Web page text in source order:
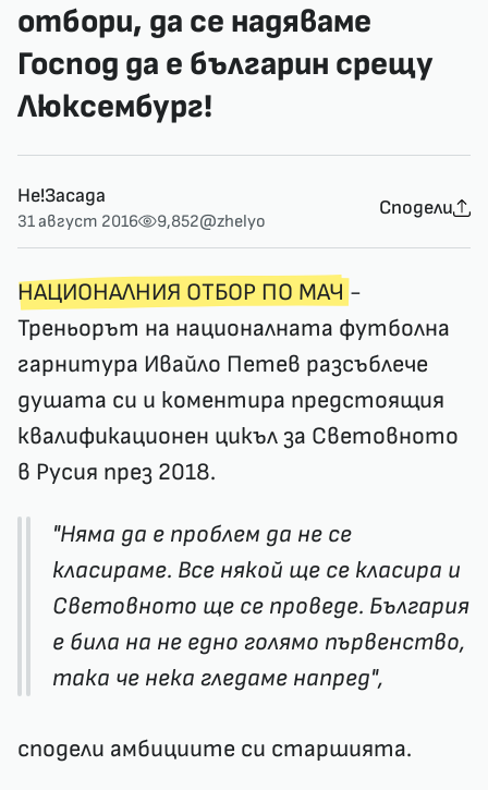
отбори, да се надяваме
Господ да е българин срещу
Люксембург!
Не!Засада
31 август 2016 9,852@zhelyo
Сподели
НАЦИОНАЛНИЯ ОТБОР ПО МАЧ -
Треньорът на националната футболна
гарнитура Ивайло Петев разсъблече
душата си и коментира предстоящия
квалификационен цикъл за Световното
в Русия през 2018.
"Няма да е проблем да не се
класираме. Все някой ще се класира и
Световното ще се проведе. България
е била на не едно голямо първенство,
така че нека гледаме напред",
сподели амбициите си старшията.